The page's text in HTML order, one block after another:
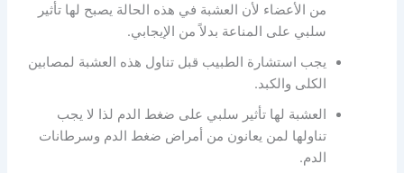
من الأعضاء لأن العشبة في هذه الحالة يصبح لها تأثير
سلبي على المناعة بدلاً من الإيجابي.
يجب استشارة الطبيب قبل تناول هذه العشبة لمصابين
الكلى والكبد.
العشبة لها تأثير سلبي على ضغط الدم لذا لا يجب
تناولها لمن يعانون من أمراض ضغط الدم وسرطانات
الدم.